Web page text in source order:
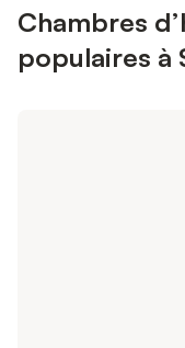
Chambres
populaires à